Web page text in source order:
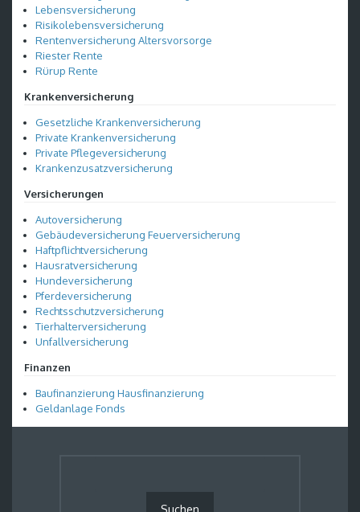
Lebensversicherung
Risikolebensversicherung
Rentenversicherung Altersvorsorge
Riester Rente
Rürup Rente
Krankenversicherung
Gesetzliche Krankenversicherung
Private Krankenversicherung
Private Pflegeversicherung
Krankenzusatzversicherung
Versicherungen
Autoversicherung
Gebäudeversicherung Feuerversicherung
Haftpflichtversicherung
Hausratversicherung
Hundeversicherung
Pferdeversicherung
Rechtsschutzversicherung
Tierhalterversicherung
Unfallversicherung
Finanzen
Baufinanzierung Hausfinanzierung
Geldanlage Fonds